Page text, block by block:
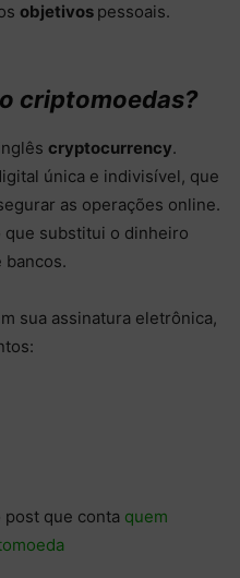
objetivos pessoais.
criptomoedas?
cryptocurrency.
única e indivisível, que
as operações online.
que substitui o dinheiro
bancos.
sua assinatura eletrônica,
post que conta quem